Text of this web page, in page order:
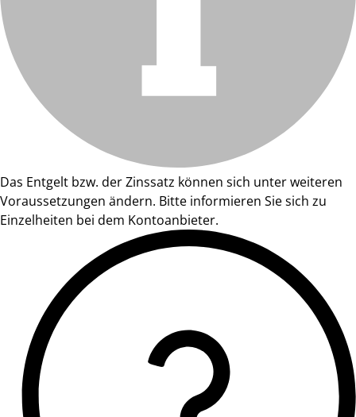
Das Entgelt bzw. der Zinssatz können sich unter weiteren
Voraussetzungen ändern. Bitte informieren Sie sich zu
Einzelheiten bei dem Kontoanbieter.